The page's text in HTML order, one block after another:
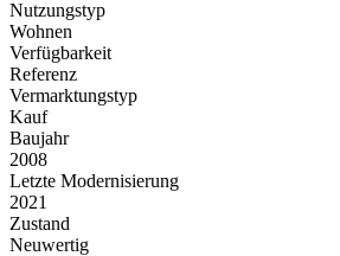
Nutzungstyp
Wohnen
Verfügbarkeit
Referenz
Vermarktungstyp
Kauf
Baujahr
2008
Letzte Modernisierung
2021
Zustand
Neuwertig